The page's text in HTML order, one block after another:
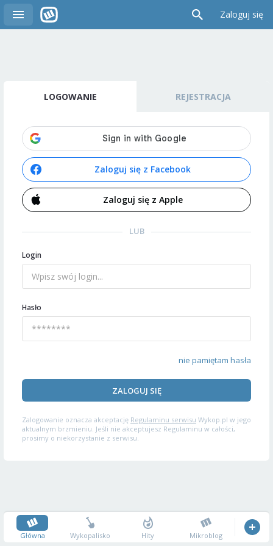
Zaloguj się
LOGOWANIE REJESTRACJA
Zaloguj się z Facebook
Zaloguj się z Apple
LUB
Login
Hasło
nie pamiętam hasła
ZALOGUJ SIĘ
Zalogowanie oznacza akceptację Regulaminu serwisu Wykop.pl w jego
aktualnym brzmieniu. Jeśli nie akceptujesz Regulaminu w całości,
prosimy o niekorzystanie z serwisu.
Główna Wykopalisko Hity Mikroblog